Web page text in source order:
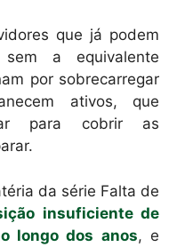
que já podem
a equivalente
por sobrecarregar
ativos, que
para cobrir as
da série Falta de
insuficiente de
longo dos anos, e